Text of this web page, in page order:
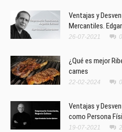
Ventajas y
Mercantiles.
26-07-2021 0
¿Qué es mejor
carnes
22-02-2024 0
Ventajas y
como Persona
19-07-2021 2